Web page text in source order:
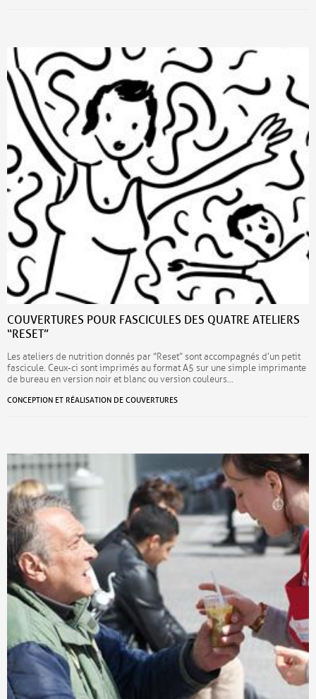
COUVERTURES POUR FASCICULES DES QUATRE ATELIERS
“RESET”
Les ateliers de nutrition donnés par “Reset” sont accompagnés d’un petit
fascicule. Ceux-ci sont imprimés au format A5 sur une simple imprimante
de bureau en version noir et blanc ou version couleurs…
CONCEPTION ET RÉALISATION DE COUVERTURES